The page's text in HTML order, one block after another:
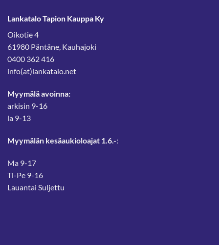
Lankatalo Tapion Kauppa Ky
Oikotie 4
61980 Päntäne, Kauhajoki
0400 362 416
info(at)lankatalo.net
Myymälä avoinna:
arkisin 9-16
la 9-13
Myymälän kesäaukioloajat 1.6.-:
Ma 9-17
Ti-Pe 9-16
Lauantai Suljettu